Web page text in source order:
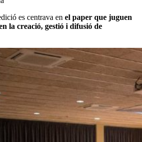
es centrava en el paper que juguen
la creació, gestió i difusió de